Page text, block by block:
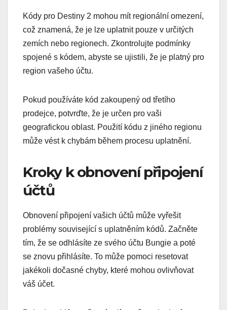
Kódy pro Destiny 2 mohou mít regionální omezení,
což znamená, že je lze uplatnit pouze v určitých
zemích nebo regionech. Zkontrolujte podmínky
spojené s kódem, abyste se ujistili, že je platný pro
region vašeho účtu.
Pokud používáte kód zakoupený od třetího
prodejce, potvrďte, že je určen pro vaši
geografickou oblast. Použití kódu z jiného regionu
může vést k chybám během procesu uplatnění.
Kroky k obnovení připojení
účtů
Obnovení připojení vašich účtů může vyřešit
problémy související s uplatněním kódů. Začněte
tím, že se odhlásíte ze svého účtu Bungie a poté
se znovu přihlásíte. To může pomoci resetovat
jakékoli dočasné chyby, které mohou ovlivňovat
váš účet.